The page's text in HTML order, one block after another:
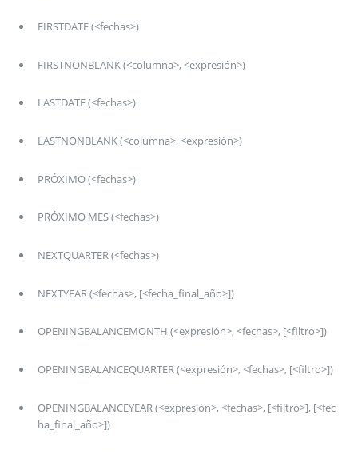
FIRSTDATE (<fechas>)
FIRSTNONBLANK (<columna>, <expresión>)
LASTDATE (<fechas>)
LASTNONBLANK (<columna>, <expresión>)
PRÓXIMO (<fechas>)
PRÓXIMO MES (<fechas>)
NEXTQUARTER (<fechas>)
NEXTYEAR (<fechas>, [<fecha_final_año>])
OPENINGBALANCEMONTH (<expresión>, <fechas>, [<filtro>])
OPENINGBALANCEQUARTER (<expresión>, <fechas>, [<filtro>])
OPENINGBALANCEYEAR (<expresión>, <fechas>, [<filtro>], [<fec
ha_final_año>])